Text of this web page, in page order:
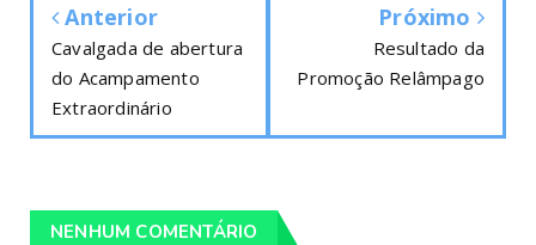
Anterior
Cavalgada de abertura
do Acampamento
Extraordinário
Próximo
Resultado da
Promoção Relâmpago
NENHUM COMENTÁRIO